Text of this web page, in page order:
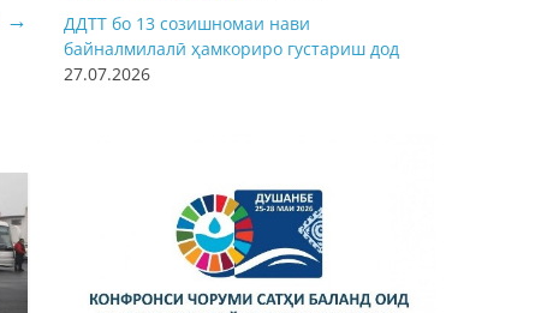
→
ДДТТ бо 13 созишномаи нави
байналмилалӣ ҳамкориро густариш дод
27.07.2026